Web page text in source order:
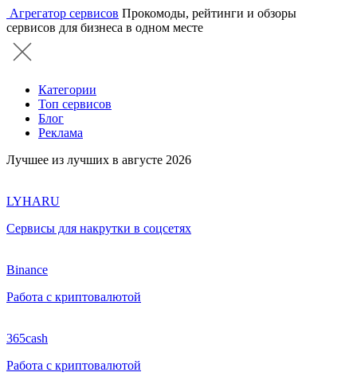
Агрегатор сервисов Прокомоды, рейтинги и обзоры
сервисов для бизнеса в одном месте
Категории
Топ сервисов
Блог
Реклама
Лучшее из лучших в августе 2026
LYHARU
Сервисы для накрутки в соцсетях
Binance
Работа с криптовалютой
365cash
Работа с криптовалютой